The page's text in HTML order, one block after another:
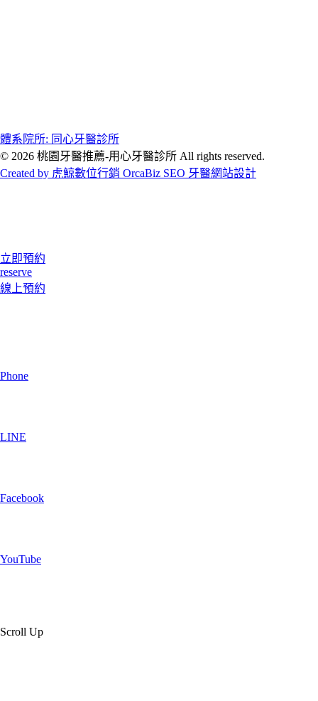
體系院所: 同心牙醫診所
© 2026 桃園牙醫推薦-用心牙醫診所 All rights reserved.
Created by 虎鯨數位行銷 OrcaBiz SEO 牙醫網站設計
立即預約
reserve
線上預約
Phone
LINE
Facebook
YouTube
Scroll Up